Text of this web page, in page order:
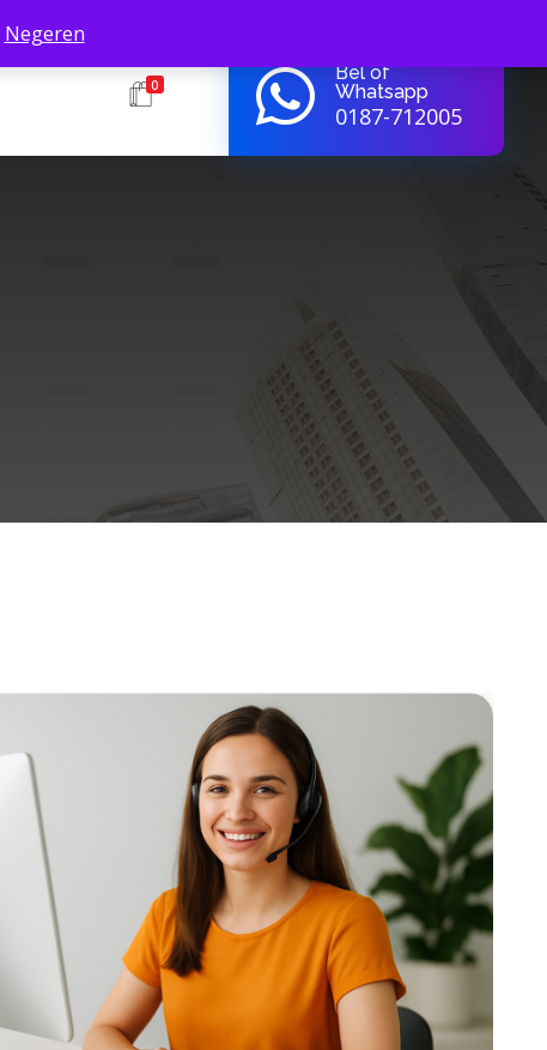
Negeren
0
Bel of
Whatsapp
0187-712005